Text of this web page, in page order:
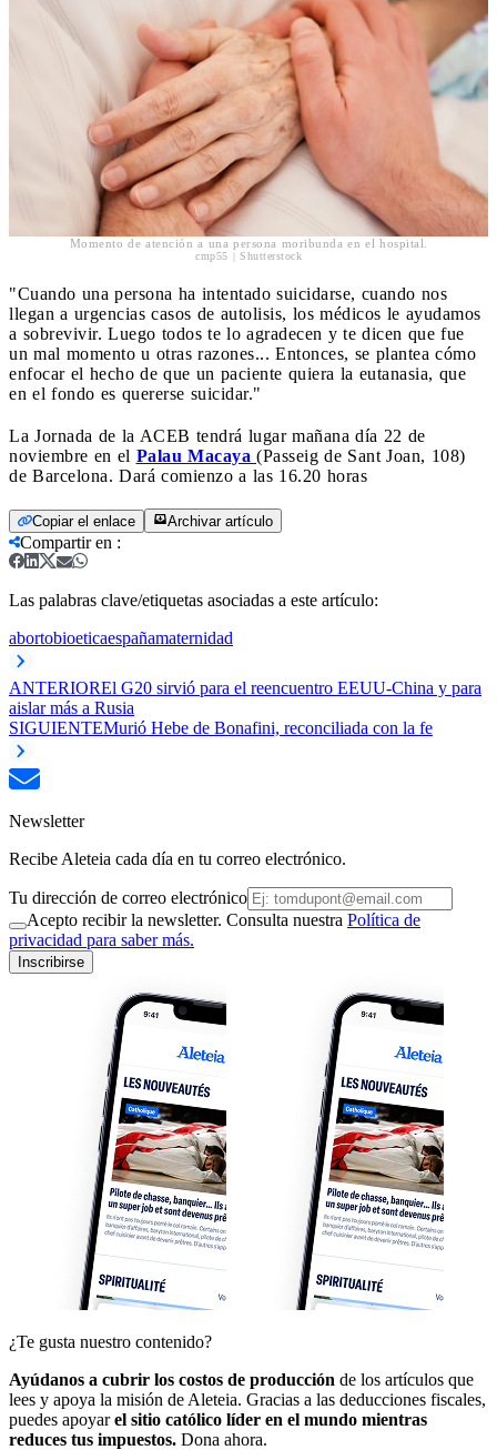
Momento de atención a una persona moribunda en el hospital.
cmp55 | Shutterstock
"Cuando una persona ha intentado suicidarse, cuando nos
llegan a urgencias casos de autolisis, los médicos le ayudamos
a sobrevivir. Luego todos te lo agradecen y te dicen que fue
un mal momento u otras razones... Entonces, se plantea cómo
enfocar el hecho de que un paciente quiera la eutanasia, que
en el fondo es quererse suicidar."
La Jornada de la ACEB tendrá lugar mañana día 22 de
noviembre en el Palau Macaya (Passeig de Sant Joan, 108)
de Barcelona. Dará comienzo a las 16.20 horas
Copiar el enlace Archivar artículo
Compartir en :
Las palabras clave/etiquetas asociadas a este artículo:
abortobioeticaespañamaternidad
ANTERIOREl G20 sirvió para el reencuentro EEUU-China y para
aislar más a Rusia
SIGUIENTEMurió Hebe de Bonafini, reconciliada con la fe
Newsletter
Recibe Aleteia cada día en tu correo electrónico.
Tu dirección de correo electrónico
Acepto recibir la newsletter. Consulta nuestra Política de
privacidad para saber más.
Inscribirse
¿Te gusta nuestro contenido?
Ayúdanos a cubrir los costos de producción de los artículos que
lees y apoya la misión de Aleteia. Gracias a las deducciones fiscales,
puedes apoyarel sitio católico líder en el mundo mientras
reduces tus impuestos. Dona ahora.